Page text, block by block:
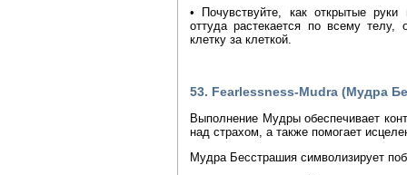
• Почувствуйте, как открытые
оттуда растекается по всему
клетку за клеткой.
53. Fearlessness-Mudra (Мудра
Выполнение Мудры обеспечивает
над страхом, а также помогает
Мудра Бесстрашия символизирует